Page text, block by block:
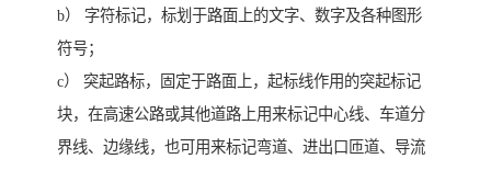
b） 字符标记，标划于路面上的文字、数字及各种图形
符号；
c） 突起路标，固定于路面上，起标线作用的突起标记
块，在高速公路或其他道路上用来标记中心线、车道分
界线、边缘线，也可用来标记弯道、进出口匝道、导流